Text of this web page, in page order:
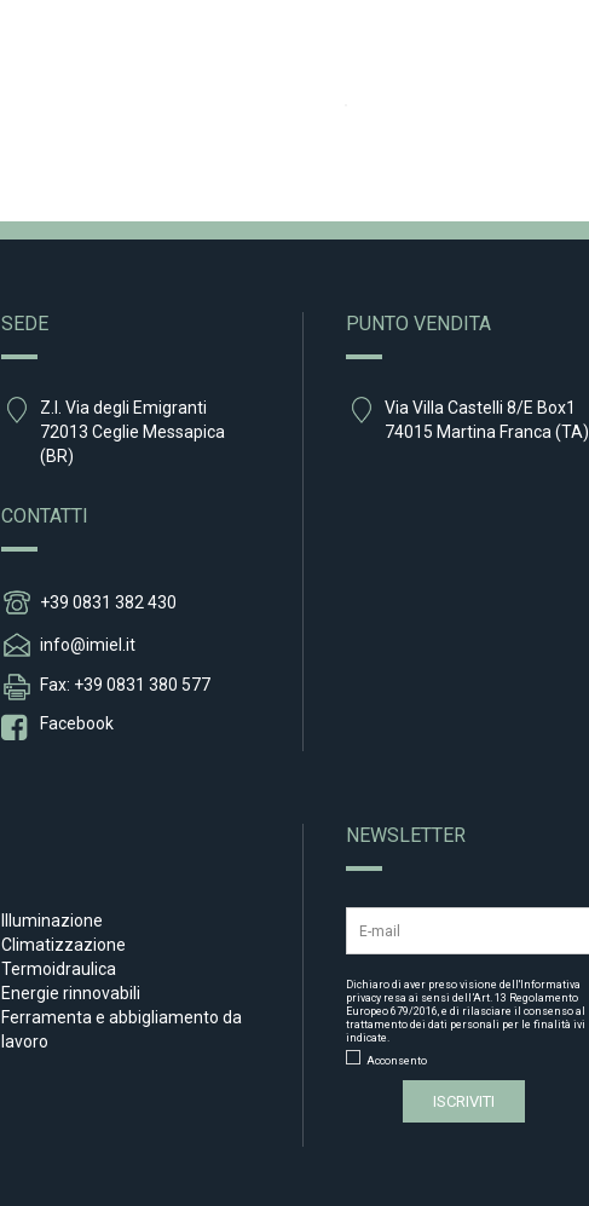
SEDE
Z.I. Via degli Emigranti
72013 Ceglie Messapica
(BR)
CONTATTI
+39 0831 382 430
info@imiel.it
Fax: +39 0831 380 577
Facebook
PUNTO VENDITA
Via Villa Castelli 8/E Box1
74015 Martina Franca (TA)
Illuminazione
Climatizzazione
Termoidraulica
Energie rinnovabili
Ferramenta e abbigliamento da
lavoro
NEWSLETTER
Dichiaro di aver preso visione dell' Informativa
privacy resa ai sensi dell’Art. 13 Regolamento
Europeo 679/2016, e di rilasciare il consenso al
trattamento dei dati personali per le finalità ivi
indicate.
Acconsento